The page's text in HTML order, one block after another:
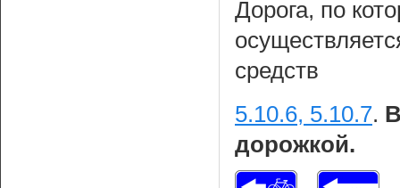
Дорога, по
средств
5.10.6, 5.10.7.
дорожкой.